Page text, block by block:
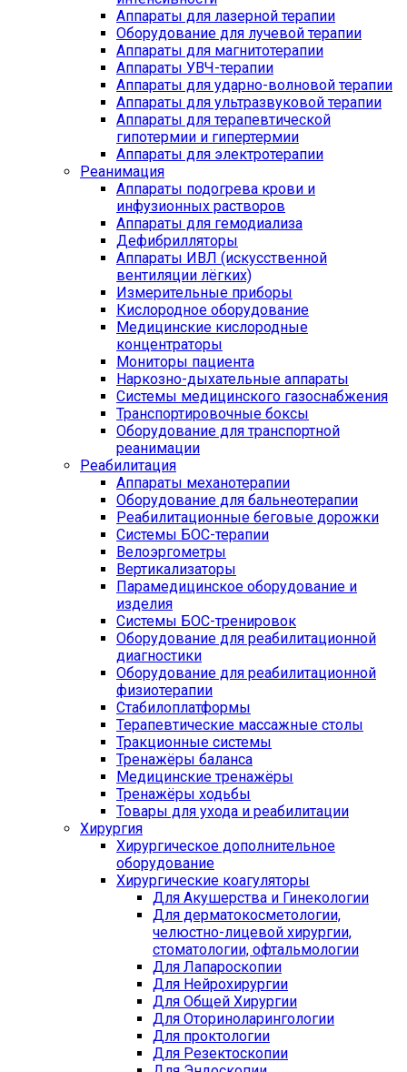
Аппараты для лазерной терапии
Оборудование для лучевой терапии
Аппараты для магнитотерапии
Аппараты УВЧ-терапии
Аппараты для ударно-волновой терапии
Аппараты для ультразвуковой терапии
Аппараты для терапевтической
гипотермии и гипертермии
Аппараты для электротерапии
Реанимация
Аппараты подогрева крови и
инфузионных растворов
Аппараты для гемодиализа
Дефибрилляторы
Аппараты ИВЛ (искусственной
вентиляции лёгких)
Измерительные приборы
Кислородное оборудование
Медицинские кислородные
концентраторы
Мониторы пациента
Наркозно-дыхательные аппараты
Системы медицинского газоснабжения
Транспортировочные боксы
Оборудование для транспортной
реанимации
Реабилитация
Аппараты механотерапии
Оборудование для бальнеотерапии
Реабилитационные беговые дорожки
Системы БОС-терапии
Велоэргометры
Вертикализаторы
Парамедицинское оборудование и
изделия
Системы БОС-тренировок
Оборудование для реабилитационной
диагностики
Оборудование для реабилитационной
физиотерапии
Стабилоплатформы
Терапевтические массажные столы
Тракционные системы
Тренажёры баланса
Медицинские тренажёры
Тренажёры ходьбы
Товары для ухода и реабилитации
Хирургия
Хирургическое дополнительное
оборудование
Хирургические коагуляторы
Для Акушерства и Гинекологии
Для дерматокосметологии,
челюстно-лицевой хирургии,
стоматологии, офтальмологии
Для Лапароскопии
Для Нейрохирургии
Для Общей Хирургии
Для Оториноларингологии
Для проктологии
Для Резектоскопии